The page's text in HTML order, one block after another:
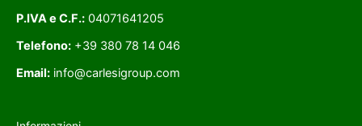
P.IVA e C.F.: 04071641205
Telefono: +39 380 78 14 046
Email: info@carlesigroup.com